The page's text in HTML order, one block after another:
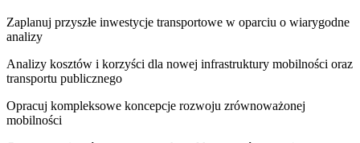
Zaplanuj przyszłe inwestycje transportowe w oparciu o wiarygodne
analizy
Analizy kosztów i korzyści dla nowej infrastruktury mobilności oraz
transportu publicznego
Opracuj kompleksowe koncepcje rozwoju zrównoważonej
mobilności